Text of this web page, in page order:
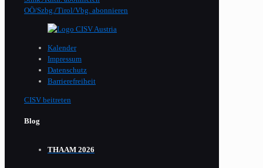
OÖ/Szbg./Tirol/Vbg. abonnieren
Kalender
Impressum
Datenschutz
Barrierefreiheit
CISV beitreten
Blog
THAAM 2026